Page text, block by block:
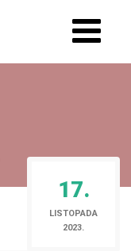
17.
LISTOPADA
2023.